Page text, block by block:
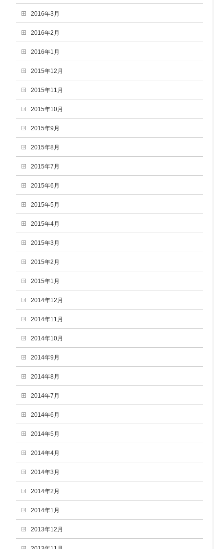
2016年3月
2016年2月
2016年1月
2015年12月
2015年11月
2015年10月
2015年9月
2015年8月
2015年7月
2015年6月
2015年5月
2015年4月
2015年3月
2015年2月
2015年1月
2014年12月
2014年11月
2014年10月
2014年9月
2014年8月
2014年7月
2014年6月
2014年5月
2014年4月
2014年3月
2014年2月
2014年1月
2013年12月